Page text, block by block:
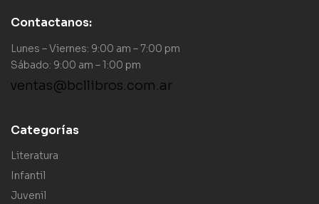
Contactanos:
Lunes – Viernes: 9:00 am – 7:00 pm
Sábado: 9:00 am – 1:00 pm
ventas@bcllibros.com.ar
Categorías
Literatura
Infantil
Juvenil